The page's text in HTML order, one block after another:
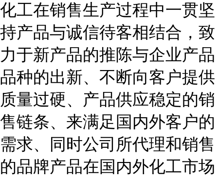
化工在销售生产过程中一贯坚
持产品与诚信待客相结合，致
力于新产品的推陈与企业产品
品种的出新、不断向客户提供
质量过硬、产品供应稳定的销
售链条、来满足国内外客户的
需求、同时公司所代理和销售
的品牌产品在国内外化工市场